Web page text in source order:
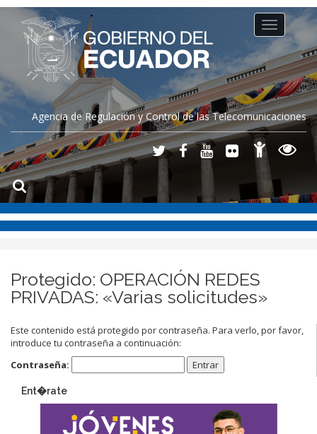
Agencia de Regulación y Control de las Telecomunicaciones
Toggle
navigation
Protegido: OPERACIÓN REDES
PRIVADAS: «Varias solicitudes»
Este contenido está protegido por contraseña. Para verlo, por favor,
introduce tu contraseña a continuación:
Contraseña:
Ent�rate